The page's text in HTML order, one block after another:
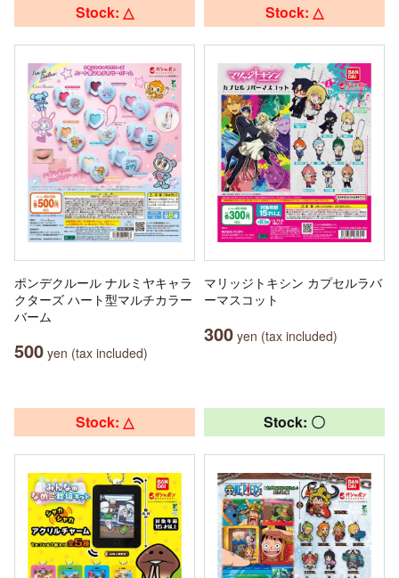
Stock: △
ポンデクルール ナルミヤキャラ
クターズ ハート型マルチカラー
バーム
500 yen (tax included)
Stock: △
マリッジトキシン カプセルラバ
ーマスコット
300 yen (tax included)
Stock: △ Stock: 〇